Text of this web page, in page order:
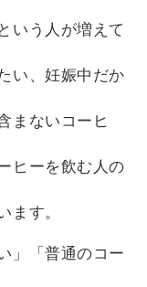
いう人が増えて
い、妊娠中だか
まないコーヒ
ヒーを飲む人の
ます。
」「普通のコー